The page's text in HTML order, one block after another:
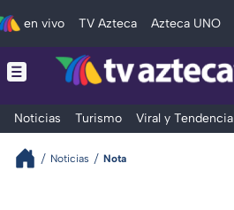
en vivo TV Azteca Azteca UNO
Noticias Turismo Viral y Tendencia
Noticias Nota